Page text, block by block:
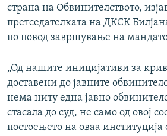
страна на Обвинителството,
претседателката на ДКСК
по повод завршување на
„Од нашите иницијативи за
доставени до јавните
нема ниту една јавно
стасала до суд, не само од овој
постоењето на оваа институција